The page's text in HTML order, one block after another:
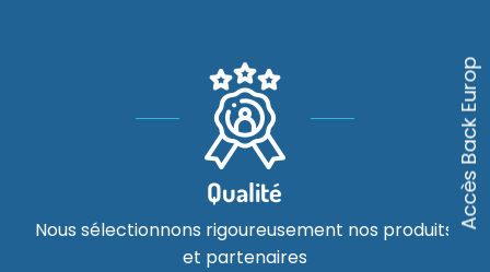
Qualité
Nous sélectionnons rigoureusement nos produits
et partenaires
Accès Back Europ